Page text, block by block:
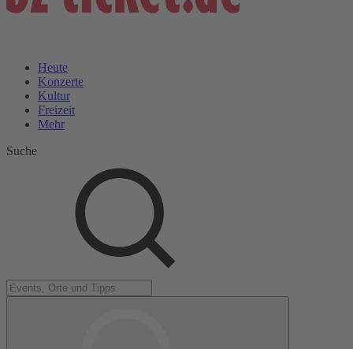
Heute
Konzerte
Kultur
Freizeit
Mehr
Suche